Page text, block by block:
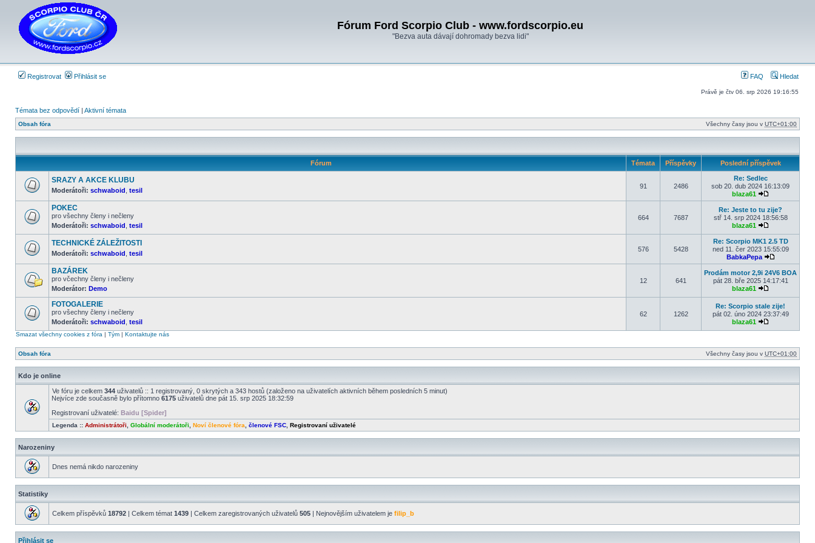
Fórum Ford Scorpio Club - www.fordscorpio.eu
"Bezva auta dávají dohromady bezva lidi"
Registrovat Přihlásit se FAQ Hledat
Právě je čtv 06. srp 2026 19:16:55
Témata bez odpovědí | Aktivní témata
Obsah fóra Všechny časy jsou v UTC+01:00
Fórum Témata Příspěvky Poslední příspěvek
nové
příspěvky
SRAZY A AKCE KLUBU
Moderátoři: schwaboid tesil
91 2486
Re: Sedlec
sob 20. dub 2024 16:13:09
blaza61
Zobrazit
Žádné
nové
příspěvky
POKEC
pro všechny členy i nečleny
Moderátoři: schwaboid tesil
664 7687
Re: Jeste to tu zije?
stř 14. srp 2024 18:56:58
blaza61
nové
příspěvky
TECHNICKÉ ZÁLEŽITOSTI
Moderátoři: schwaboid tesil
576 5428
Re: Scorpio MK1 2.5 TD
ned 11. čer 2023 15:55:09
BabkaPepa
Zobrazit
Žádné
nové
příspěvky
BAZÁREK
pro včechny členy i nečleny
Moderátor: Demo
12 641
Prodám motor 2,9i 24V6 BOA
pát 28. bře 2025 14:17:41
blaza61
Žádné
nové
příspěvky
FOTOGALERIE
pro všechny členy i nečleny
Moderátoři: schwaboid tesil
62 1262
Re: Scorpio stale zije!
pát 02. úno 2024 23:37:49
blaza61
Smazat všechny cookies z fóra | Tým | Kontaktujte nás
Obsah fóra Všechny časy jsou v UTC+01:00
Kdo je online
Ve fóru je celkem 344 uživatelů :: 1 registrovaný, 0 skrytých a 343 hostů (založeno na uživatelích aktivních během posledních 5 minut)
Nejvíce zde současně bylo přítomno 6175 uživatelů dne pát 15. srp 2025 18:32:59
Registrovaní uživatelé: Baidu [Spider]
Legenda :: Administrátoři Globální moderátoři Noví členové fóra členové FSC Registrovaní uživatelé
Narozeniny
Dnes nemá nikdo narozeniny
Statistiky
Celkem příspěvků 18792 | Celkem témat 1439 | Celkem zaregistrovaných uživatelů 505 | Nejnovějším uživatelem je filip_b
Přihlásit se